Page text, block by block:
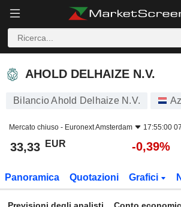
AHOLD DELHAIZE N.V.
AHOLD DELHAIZE N.V.
Bilancio Ahold Delhaize N.V.
Mercato chiuso - Euronext Amsterdam 17:55:00
33,33 EUR -0,39%
Panoramica Quotazioni Grafici